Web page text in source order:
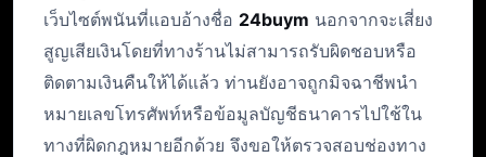
เว็บไซต์พนันที่แอบอ้างชื่อ 24buym นอกจากจะเสี่ยง
สูญเสียเงินโดยที่ทางร้านไม่สามารถรับผิดชอบหรือ
ติดตามเงินคืนให้ได้แล้ว ท่านยังอาจถูกมิจฉาชีพนำ
หมายเลขโทรศัพท์หรือข้อมูลบัญชีธนาคารไปใช้ใน
ทางที่ผิดกฎหมายอีกด้วย จึงขอให้ตรวจสอบช่องทาง